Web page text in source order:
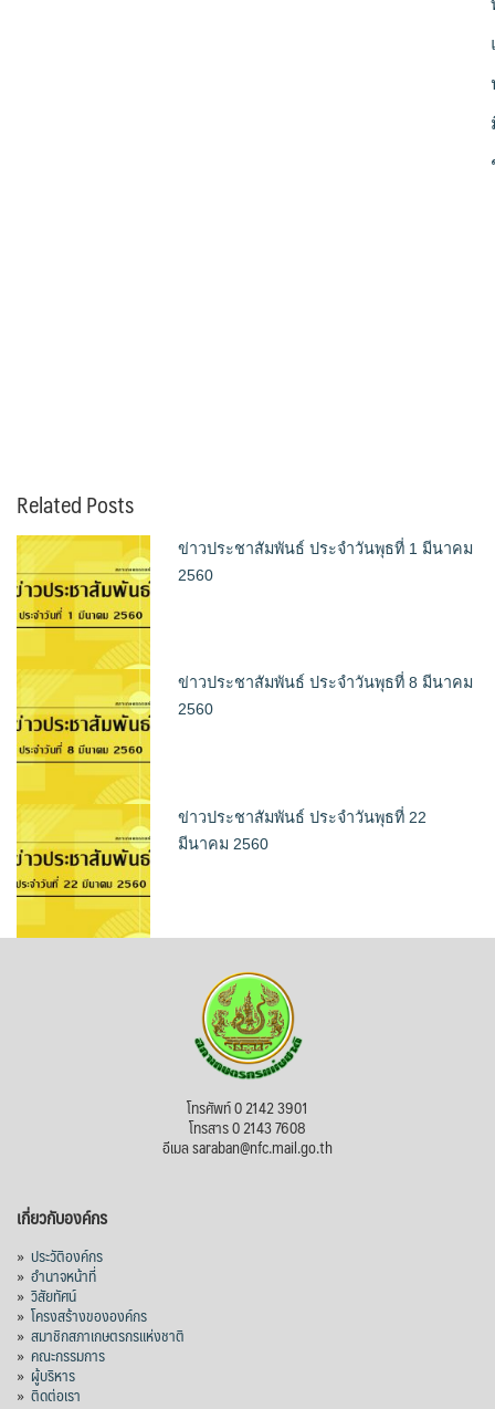
Related Posts
ข่าวประชาสัมพันธ์ ประจำวันพุธที่ 1 มีนาคม
2560
ข่าวประชาสัมพันธ์ ประจำวันพุธที่ 8 มีนาคม
2560
ข่าวประชาสัมพันธ์ ประจำวันพุธที่ 22
มีนาคม 2560
โทรศัพท์ 0 2142 3901
โทรสาร 0 2143 7608
อีเมล saraban@nfc.mail.go.th
เกี่ยวกับองค์กร
» ประวัติองค์กร
» อำนาจหน้าที่
» วิสัยทัศน์
» โครงสร้างขององค์กร
» สมาชิกสภาเกษตรกรแห่งชาติ
» คณะกรรมการ
» ผู้บริหาร
» ติดต่อเรา